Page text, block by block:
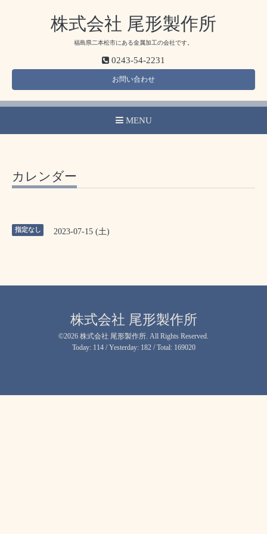
株式会社 尾形製作所
福島県二本松市にある金属加工の会社です。
0243-54-2231
お問い合わせ
MENU
カレンダー
指定なし 2023-07-15 (土)
株式会社 尾形製作所
©2026 株式会社 尾形製作所 . All Rights Reserved.
Today: 114/ Yesterday: 182/ Total: 169020